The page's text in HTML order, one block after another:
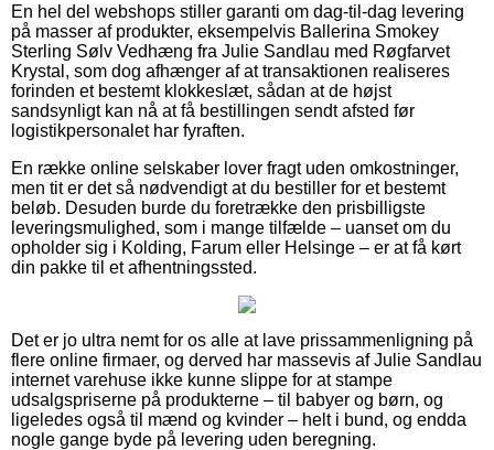
En hel del webshops stiller garanti om dag-til-dag levering
på masser af produkter, eksempelvis Ballerina Smokey
Sterling Sølv Vedhæng fra Julie Sandlau med Røgfarvet
Krystal, som dog afhænger af at transaktionen realiseres
forinden et bestemt klokkeslæt, sådan at de højst
sandsynligt kan nå at få bestillingen sendt afsted før
logistikpersonalet har fyraften.
En række online selskaber lover fragt uden omkostninger,
men tit er det så nødvendigt at du bestiller for et bestemt
beløb. Desuden burde du foretrække den prisbilligste
leveringsmulighed, som i mange tilfælde – uanset om du
opholder sig i Kolding, Farum eller Helsinge – er at få kørt
din pakke til et afhentningssted.
Det er jo ultra nemt for os alle at lave prissammenligning på
flere online firmaer, og derved har massevis af Julie Sandlau
internet varehuse ikke kunne slippe for at stampe
udsalgspriserne på produkterne – til babyer og børn, og
ligeledes også til mænd og kvinder – helt i bund, og endda
nogle gange byde på levering uden beregning.